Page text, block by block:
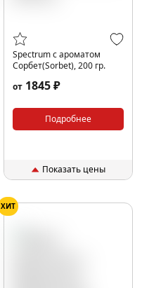
Spectrum с ароматом
Сорбет(Sorbet), 200 гр.
от 1845 ₽
Подробнее
Показать цены
ХИТ